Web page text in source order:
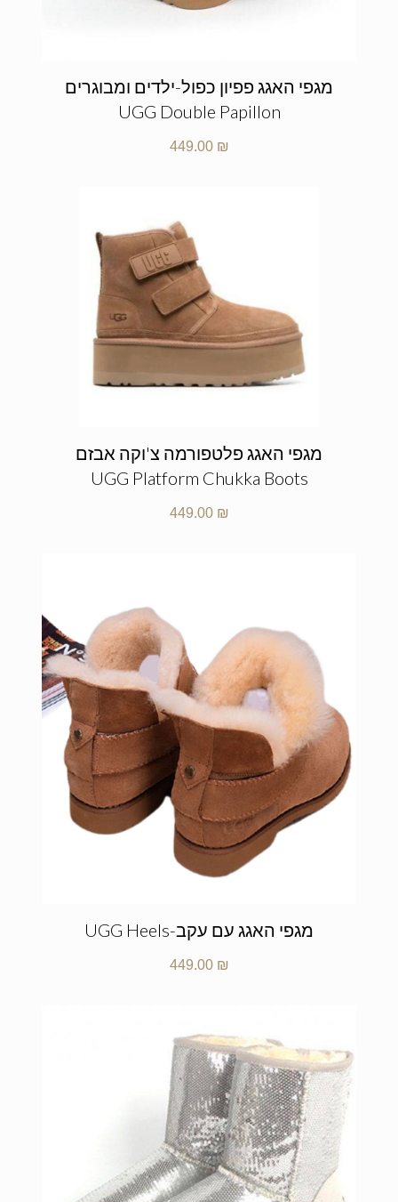
מגפי האגג פפיון כפול-ילדים ומבוגרים
UGG Double Papillon
449.00 ₪
מגפי האגג פלטפורמה צ'וקה אבזם
UGG Platform Chukka Boots
449.00 ₪
מגפי האגג עם עקב-UGG Heels
449.00 ₪